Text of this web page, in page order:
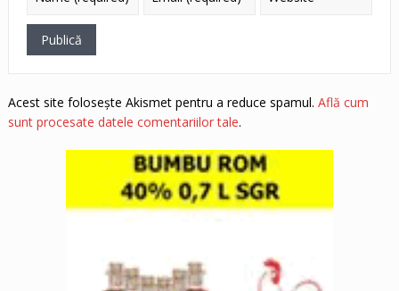
Acest site folosește Akismet pentru a reduce spamul. Află cum
sunt procesate datele comentariilor tale.